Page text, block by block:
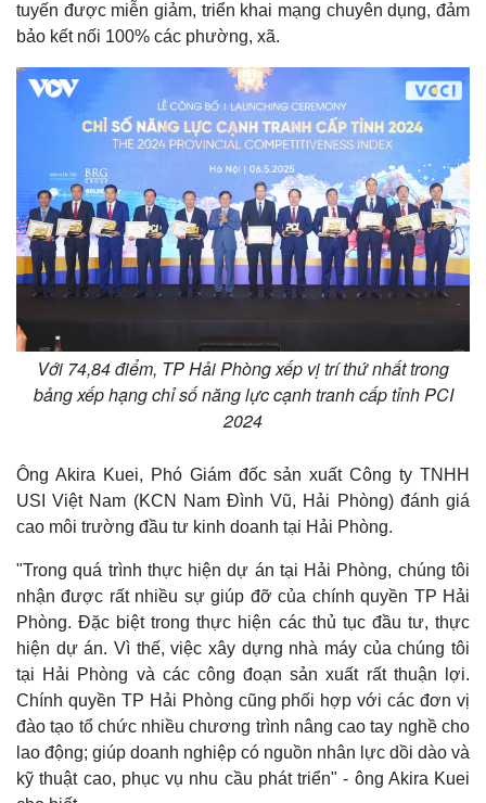
Thế giới
Quan sát
Cuộc sống đó đây
Multimedia
Video
Ảnh
tuyến được miễn giảm, triển khai mạng chuyên dụng, đảm
bảo kết nối 100% các phường, xã.
Với 74,84 điểm, TP Hải Phòng xếp vị trí thứ nhất trong
bảng xếp hạng chỉ số năng lực cạnh tranh cấp tỉnh PCI
2024
Ông Akira Kuei, Phó Giám đốc sản xuất Công ty TNHH
USI Việt Nam (KCN Nam Đình Vũ, Hải Phòng) đánh giá
cao môi trường đầu tư kinh doanh tại Hải Phòng.
"Trong quá trình thực hiện dự án tại Hải Phòng, chúng tôi
nhận được rất nhiều sự giúp đỡ của chính quyền TP Hải
Phòng. Đặc biệt trong thực hiện các thủ tục đầu tư, thực
hiện dự án. Vì thế, việc xây dựng nhà máy của chúng tôi
tại Hải Phòng và các công đoạn sản xuất rất thuận lợi.
Chính quyền TP Hải Phòng cũng phối hợp với các đơn vị
đào tạo tổ chức nhiều chương trình nâng cao tay nghề cho
lao động; giúp doanh nghiệp có nguồn nhân lực dồi dào và
kỹ thuật cao, phục vụ nhu cầu phát triển" - ông Akira Kuei